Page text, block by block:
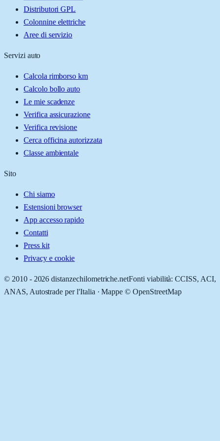
Distributori GPL
Colonnine elettriche
Aree di servizio
Servizi auto
Calcola rimborso km
Calcolo bollo auto
Le mie scadenze
Verifica assicurazione
Verifica revisione
Cerca officina autorizzata
Classe ambientale
Sito
Chi siamo
Estensioni browser
App accesso rapido
Contatti
Press kit
Privacy e cookie
© 2010 - 2026 distanzechilometriche.netFonti viabilità: CCISS, ACI,
ANAS, Autostrade per l'Italia · Mappe © OpenStreetMap